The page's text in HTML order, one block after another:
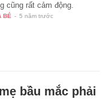
cũng rất cảm động.
BÉ - 5 năm trước
bầu mắc phải